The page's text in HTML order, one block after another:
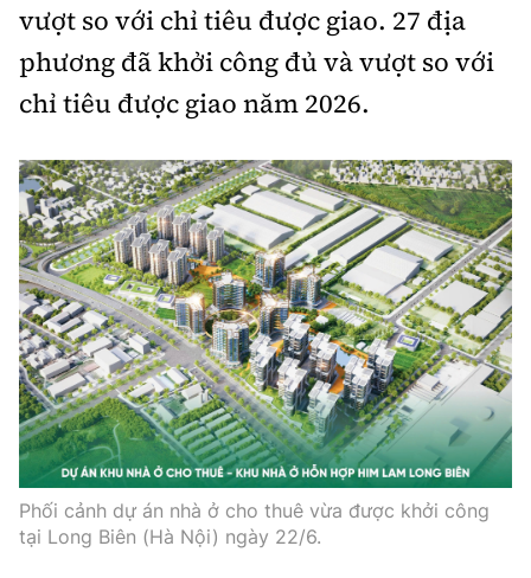
vượt so với chỉ tiêu được giao. 27 địa
phương đã khởi công đủ và vượt so với
chỉ tiêu được giao năm 2026.
Phối cảnh dự án nhà ở cho thuê vừa được khởi công
tại Long Biên (Hà Nội) ngày 22/6.